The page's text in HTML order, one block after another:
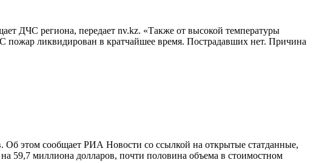
ДЧС региона, передает nv.kz. «Также от высокой температуры
пожар ликвидирован в кратчайшее время. Пострадавших нет. Причина
Об этом сообщает РИА Новости со ссылкой на открытые статданные,
59,7 миллиона долларов, почти половина объема в стоимостном